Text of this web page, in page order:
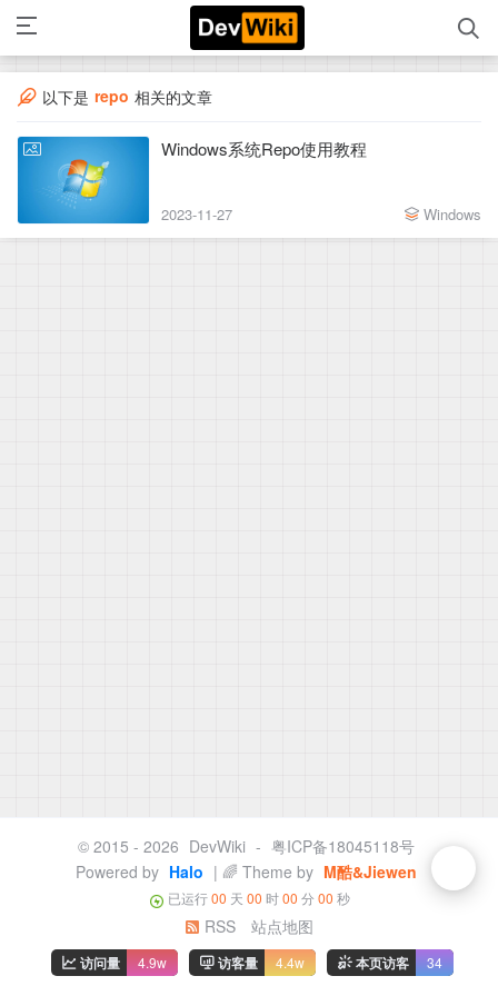
以下是 repo 相关的文章
Windows系统Repo使用教程
2023-11-27 Windows
© 2015 - 2026 DevWiki - 粤ICP备18045118号
Powered by Halo | 🌈 Theme by M酷&Jiewen
已运行00 天 00 时00 分 00 秒
RSS 站点地图
访问量 4.9w 访客量 4.4w 本页访客 34